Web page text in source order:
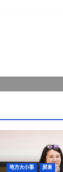
地方大小事 屏東